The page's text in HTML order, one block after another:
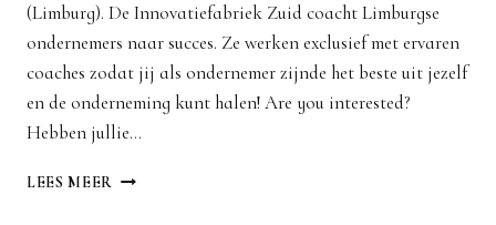
(Limburg). De Innovatiefabriek Zuid coacht Limburgse
ondernemers naar succes. Ze werken exclusief met ervaren
coaches zodat jij als ondernemer zijnde het beste uit jezelf
en de onderneming kunt halen! Are you interested?
Hebben jullie…
LEES MEER ZAKELIJKE